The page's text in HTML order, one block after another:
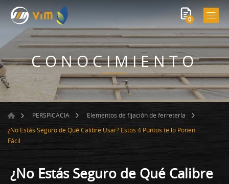
0
CONOCIMIENTO
PERSPICACIA
Elementos de fijación de ferretería
¿No Estás Seguro de Qué Calibre Usar? Estos 4 Puntos te lo Ponen
Fácil
¿No Estás Seguro de Qué Calibre